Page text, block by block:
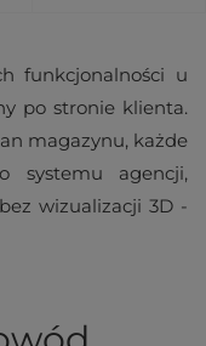
funkcjonalności u
po stronie klienta.
magazynu, każde
systemu agencji,
wizualizacji 3D -